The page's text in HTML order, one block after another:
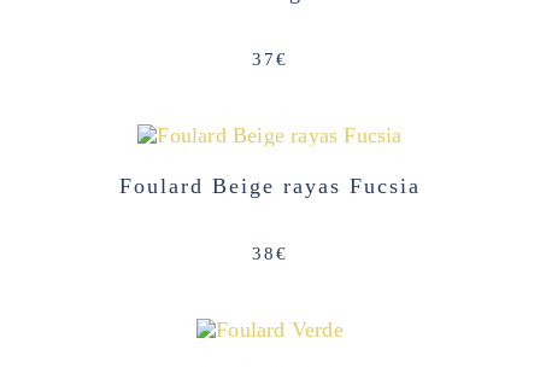
37€
Foulard Beige rayas Fucsia
38€